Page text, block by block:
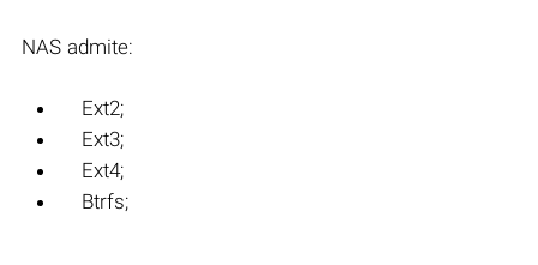
NAS admite:
Ext2;
Ext3;
Ext4;
Btrfs;